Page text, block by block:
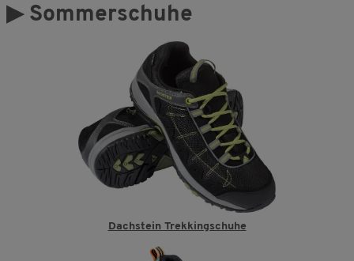
▶ Sommerschuhe
Dachstein Trekkingschuhe